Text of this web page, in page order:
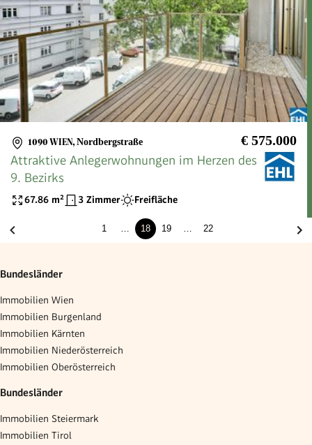
1090 WIEN, Nordbergstraße € 575.000
Attraktive Anlegerwohnungen im Herzen des
9. Bezirks
67.86 m² 3 Zimmer Freifläche
1 18 19 22
Bundesländer
Immobilien Wien
Immobilien Burgenland
Immobilien Kärnten
Immobilien Niederösterreich
Immobilien Oberösterreich
Bundesländer
Immobilien Steiermark
Immobilien Tirol